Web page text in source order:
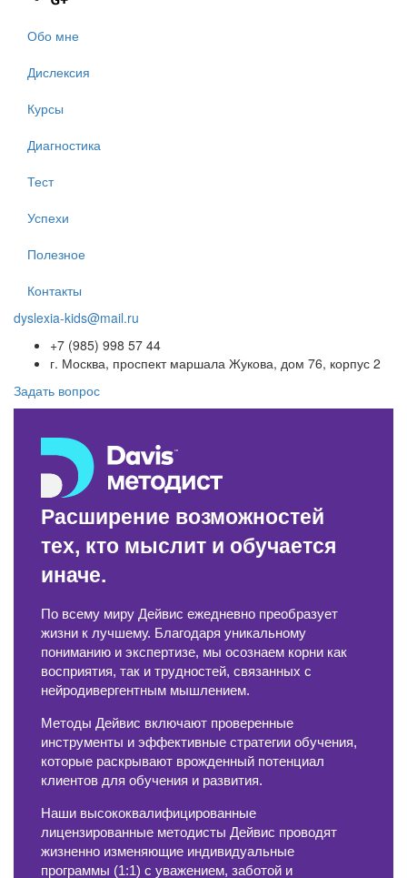
Обо мне
Дислексия
Курсы
Диагностика
Тест
Успехи
Полезное
Контакты
dyslexia-kids@mail.ru
+7 (985) 998 57 44
г. Москва, проспект маршала Жукова, дом 76, корпус 2
Задать вопрос
Расширение возможностей
тех, кто мыслит и обучается
иначе.
По всему миру Дейвис ежедневно преобразует
жизни к лучшему. Благодаря уникальному
пониманию и экспертизе, мы осознаем корни как
восприятия, так и трудностей, связанных с
нейродивергентным мышлением.
Методы Дейвис включают проверенные
инструменты и эффективные стратегии обучения,
которые раскрывают врожденный потенциал
клиентов для обучения и развития.
Наши высококвалифицированные
лицензированные методисты Дейвис проводят
жизненно изменяющие индивидуальные
программы (1:1) с уважением, заботой и